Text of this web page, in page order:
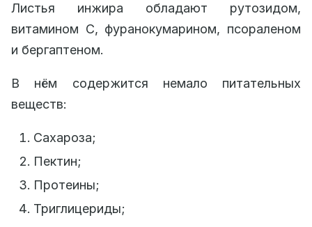
Листья инжира обладают рутозидом,
витамином C, фуранокумарином, псораленом
и бергаптеном.
В нём содержится немало питательных
веществ:
Сахароза;
Пектин;
Протеины;
Триглицериды;